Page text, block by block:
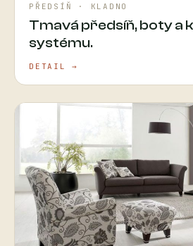
PŘEDSÍŇ · KLADNO
Tmavá předsíň, boty a
systému.
DETAIL →